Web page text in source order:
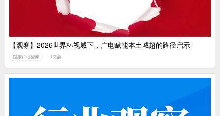
【观察】2026世界杯视域下，广电赋能本土城超的路径启示
国家广电智库 1天前